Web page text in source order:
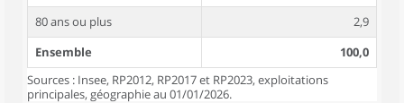
80 ans ou plus
2,9
Ensemble
100,0
Sources : Insee, RP2012, RP2017 et RP2023, exploitations
principales, géographie au 01/01/2026.